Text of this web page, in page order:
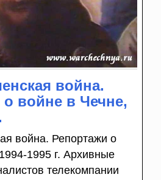
война.
войне в Чечне,
война. Репортажи о
1995 г. Архивные
телекомпании